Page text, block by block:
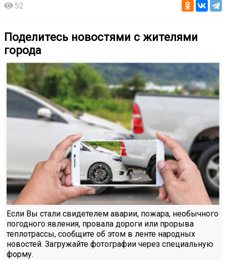
52
Поделитесь новостями с жителями
города
Если Вы стали свидетелем аварии, пожара, необычного
погодного явления, провала дороги или прорыва
теплотрассы, сообщите об этом в ленте народных
новостей. Загружайте фотографии через специальную
форму.